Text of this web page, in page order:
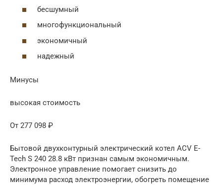
бесшумный
многофункциональный
экономичный
надежный
Минусы
высокая стоимость
От 277 098 ₽
Бытовой двухконтурный электрический котел ACV E-
Tech S 240 28.8 кВт признан самым экономичным.
Электронное управление помогает снизить до
минимума расход электроэнергии, обогреть помещение